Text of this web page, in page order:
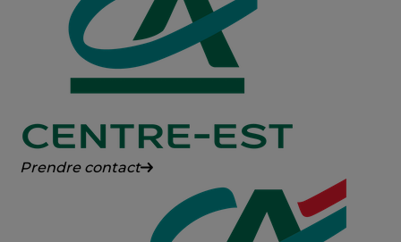
Vosges
Crédit
Prendre contact